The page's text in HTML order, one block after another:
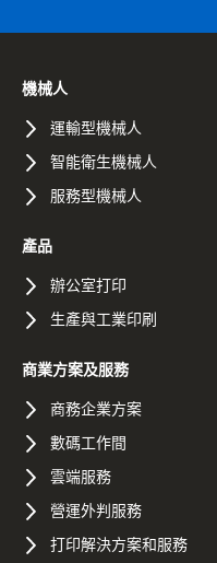
機械人
運輸型機械人
智能衛生機械人
服務型機械人
產品
辦公室打印
生產與工業印刷
商業方案及服務
商務企業方案
數碼工作間
雲端服務
營運外判服務
打印解決方案和服務